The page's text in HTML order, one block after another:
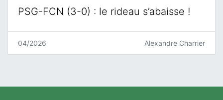
PSG-FCN (3-0) : le rideau s’abaisse !
04/2026 Alexandre Charrier